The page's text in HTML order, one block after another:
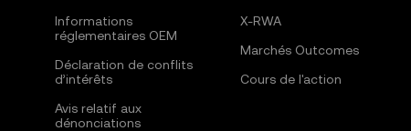
Informations
réglementaires OEM
Déclaration de conflits
d’intérêts
Avis relatif aux
dénonciations
X-RWA
Marchés Outcomes
Cours de l'action